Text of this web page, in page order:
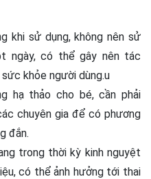
khi sử dụng, không nên sử
ngày, có thể gây nên tác
khỏe người dùng.u
hạ thảo cho bé, cần phải
chuyên gia để có phương
đắn.
trong thời kỳ kinh nguyệt
có thể ảnh hưởng tới thai